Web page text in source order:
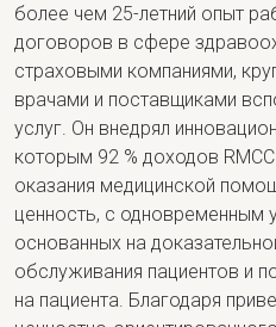
более чем 25-летний опыт
договоров в сфере
страховыми компаниями,
врачами и поставщиками
услуг. Он внедрял
которым 92 % доходов
оказания медицинской
ценность, с одновременным
основанных на
обслуживания пациентов и
на пациента. Благодаря